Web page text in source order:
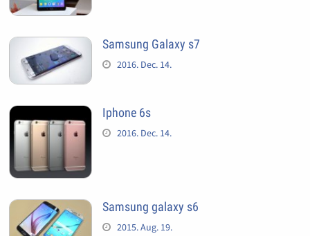
Samsung Galaxy s7
2016. Dec. 14.
Iphone 6s
2016. Dec. 14.
Samsung galaxy s6
2015. Aug. 19.